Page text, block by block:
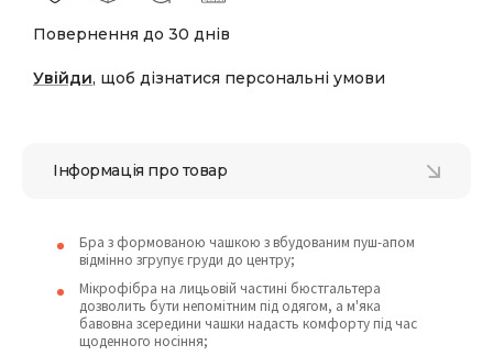
Повернення до 30 днів
Увійди, щоб дізнатися персональні умови
Інформація про товар
Бра з формованою чашкою з вбудованим пуш-апом
відмінно згрупує груди до центру;
Мікрофібра на лицьовій частині бюстгальтера
дозволить бути непомітним під одягом, а м'яка
бавовна зсередини чашки надасть комфорту під час
щоденного носіння;